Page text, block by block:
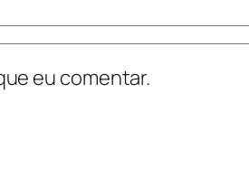
eu comentar.